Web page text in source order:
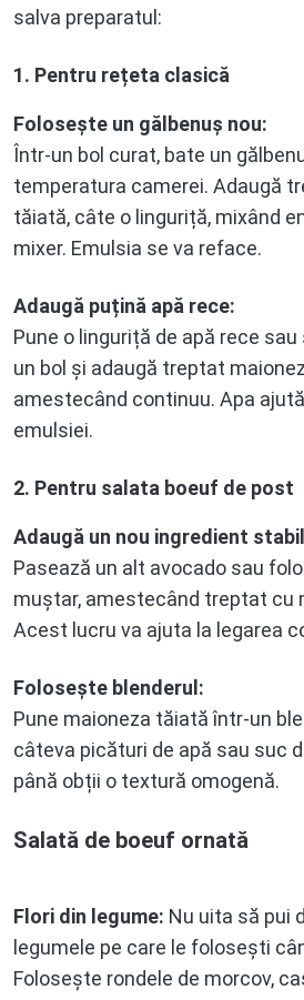
salva preparatul:
1. Pentru rețeta clasică
Folosește un gălbenuș nou:
Într-un bol curat, bate un
temperatura camerei. Adaugă
tăiată, câte o linguriță, mixând
mixer. Emulsia se va reface.
Adaugă puțină apă rece:
Pune o linguriță de apă rece
un bol și adaugă treptat
amestecând continuu. Apa
emulsiei.
2. Pentru salata boeuf de post
Adaugă un nou ingredient
Pasează un alt avocado sau
muștar, amestecând treptat cu
Acest lucru va ajuta la legarea
Folosește blenderul:
Pune maioneza tăiată într-un
câteva picături de apă sau suc
până obții o textură omogenă.
Salată de boeuf ornată
Flori din legume: Nu uita să pui
legumele pe care le folosești
Folosește rondele de morcov,